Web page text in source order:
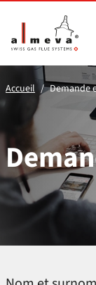
Accueil Demande